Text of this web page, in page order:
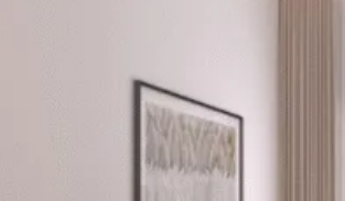
أو لتحقيق دخل كبير من الإيجار.